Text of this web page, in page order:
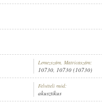
Lemezszám, Matricaszám:
10730, 10730 (10730)
Felvételi mód:
akusztikus